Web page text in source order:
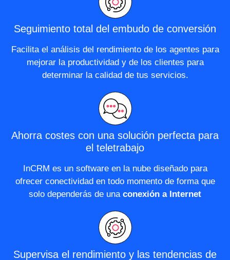
Seguimiento total del embudo de conversión
Facilita el análisis del rendimiento de los agentes para
mejorar la productividad y de los clientes para
determinar la calidad de tus servicios.
Ahorra costes con una solución perfecta para
el teletrabajo
InCRM es un software en la nube diseñado para
ofrecer conectividad en todo momento de forma que
solo dependerás de una conexión a Internet
Supervisa el rendimiento y las tendencias de